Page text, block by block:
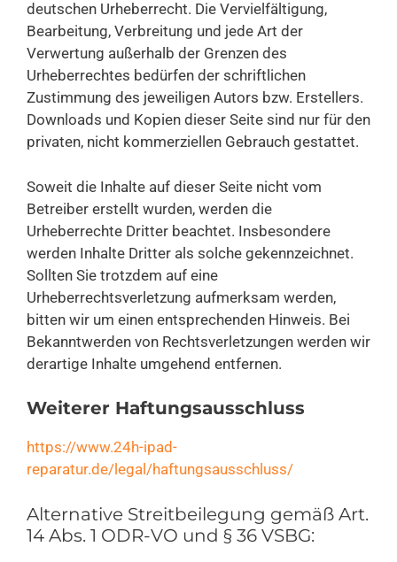
deutschen Urheberrecht. Die Vervielfältigung,
Bearbeitung, Verbreitung und jede Art der
Verwertung außerhalb der Grenzen des
Urheberrechtes bedürfen der schriftlichen
Zustimmung des jeweiligen Autors bzw. Erstellers.
Downloads und Kopien dieser Seite sind nur für den
privaten, nicht kommerziellen Gebrauch gestattet.
Soweit die Inhalte auf dieser Seite nicht vom
Betreiber erstellt wurden, werden die
Urheberrechte Dritter beachtet. Insbesondere
werden Inhalte Dritter als solche gekennzeichnet.
Sollten Sie trotzdem auf eine
Urheberrechtsverletzung aufmerksam werden,
bitten wir um einen entsprechenden Hinweis. Bei
Bekanntwerden von Rechtsverletzungen werden wir
derartige Inhalte umgehend entfernen.
Weiterer Haftungsausschluss
https://www.24h-ipad-
reparatur.de/legal/haftungsausschluss/
Alternative Streitbeilegung gemäß Art.
14 Abs. 1 ODR-VO und § 36 VSBG: